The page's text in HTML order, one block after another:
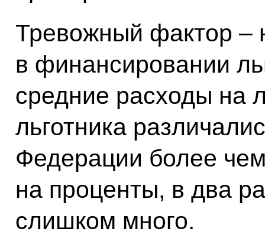
Тревожный фактор –
в финансировании
средние расходы на
льготника
Федерации более
на проценты, в два
слишком много.